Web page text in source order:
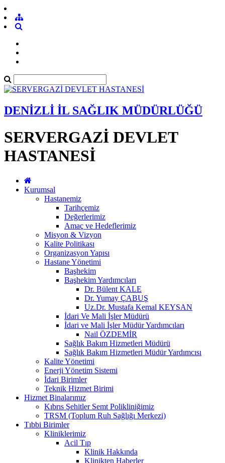
DENİZLİ İL SAĞLIK MÜDÜRLÜĞÜ
SERVERGAZİ DEVLET
HASTANESİ
Kurumsal
Hastanemiz
Tarihçemiz
Değerlerimiz
Amaç ve Hedeflerimiz
Misyon & Vizyon
Kalite Politikası
Organizasyon Yapısı
Hastane Yönetimi
Başhekim
Başhekim Yardımcıları
Dr. Bülent KALE
Dr. Yumay ÇABUŞ
Uz.Dr. Mustafa Kemal KEYSAN
İdari Ve Mali İşler Müdürü
İdari ve Mali İşler Müdür Yardımcıları
Nail ÖZDEMİR
Sağlık Bakım Hizmetleri Müdürü
Sağlık Bakım Hizmetleri Müdür Yardımcısı
Kalite Yönetimi
Enerji Yönetim Sistemi
İdari Birimler
Teknik Hizmet Birimi
Hizmet Binalarımız
Kıbrıs Şehitler Semt Polikliniğimiz
TRSM (Toplum Ruh Sağlığı Merkezi)
Tıbbi Birimler
Kliniklerimiz
Acil Tıp
Klinik Hakkında
Klinikten Haberler